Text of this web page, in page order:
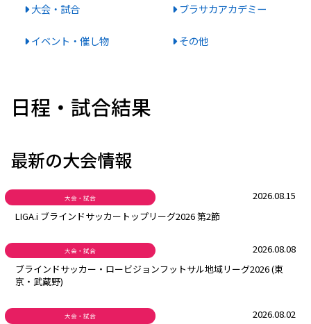
大会・試合 ブラサカアカデミー
イベント・催し物 その他
日程・試合結果
最新の大会情報
大会・試合
2026.08.15
LIGA.i ブラインドサッカートップリーグ2026 第2節
大会・試合
2026.08.08
ブラインドサッカー・ロービジョンフットサル地域リーグ2026 (東
京・武蔵野)
大会・試合
2026.08.02